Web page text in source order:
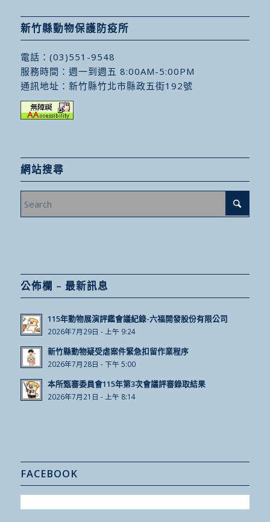
新竹縣動物保護防疫所
電話： (03)551-9548
服務時間：週一到週五 8:00AM-5:00PM
通訊地址： 新竹縣竹北市縣政五街192號
網站搜尋
公佈欄 – 最新訊息
115年動物展演評鑑會議紀錄-六福開發股份有限公司
2026年7月29日 - 上午 9:24
新竹縣動物疑受虐案件緊急扣留作業程序
2026年7月28日 - 下午 5:00
本所甄審委員會115年第3次會議評審錄取結果
2026年7月21日 - 上午 8:14
FACEBOOK